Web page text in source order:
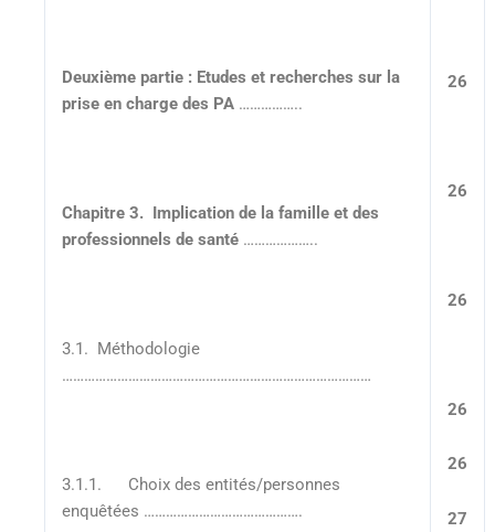
Deuxième partie : Etudes et recherches sur la
prise en charge des PA ……………..
Chapitre 3. Implication de la famille et des
professionnels de santé………………..
3.1. Méthodologie
…………………………………………………………………………
3.1.1. Choix des entités/personnes
enquêtées …………………………………….
26
26
26
26
26
27